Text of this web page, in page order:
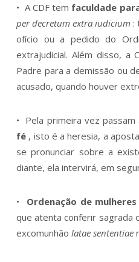
• A CDF tem faculdade
per decretum extra iudicium :
ofício ou a pedido do
extrajudicial. Além disso, a
Padre para a demissão ou
acusado, quando houver
• Pela primeira vez
fé , isto é a heresia, a
se pronunciar sobre a
diante, ela intervirá, em
• Ordenação de mulheres
que atenta conferir sagrada
excomunhão latae sententiae